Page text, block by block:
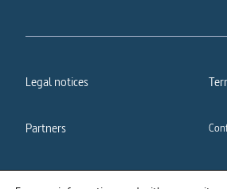
Legal notices
Partners
Cookies policy